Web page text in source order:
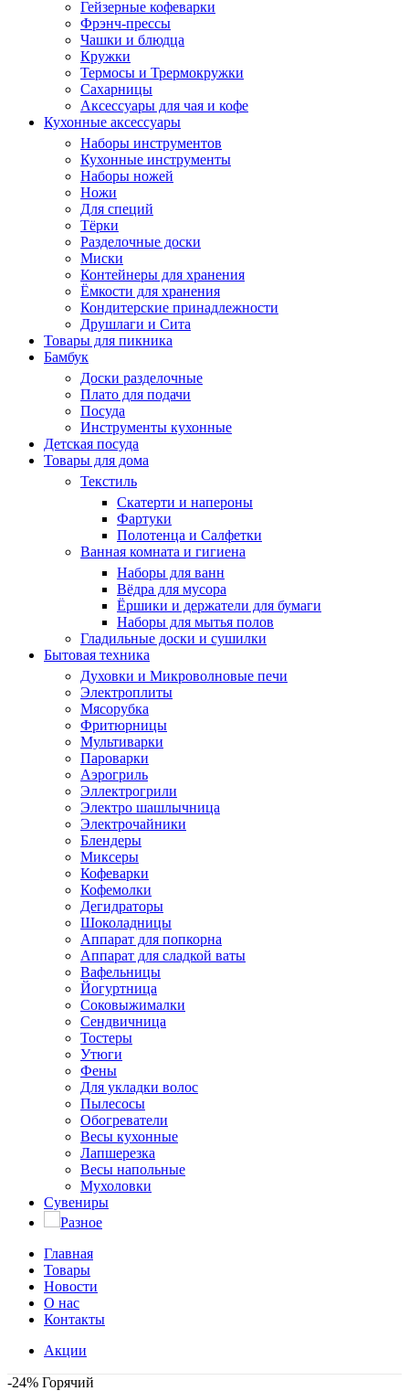
Гейзерные кофеварки
Фрэнч-прессы
Чашки и блюдца
Кружки
Термосы и Трермокружки
Сахарницы
Аксессуары для чая и кофе
Кухонные аксессуары
Наборы инструментов
Кухонные инструменты
Наборы ножей
Ножи
Для специй
Тёрки
Разделочные доски
Миски
Контейнеры для хранения
Ёмкости для хранения
Кондитерские принадлежности
Друшлаги и Сита
Товары для пикника
Бамбук
Доски разделочные
Плато для подачи
Посуда
Инструменты кухонные
Детская посуда
Товары для дома
Текстиль
Скатерти и напероны
Фартуки
Полотенца и Салфетки
Ванная комната и гигиена
Наборы для ванн
Вёдра для мусора
Ёршики и держатели для бумаги
Наборы для мытья полов
Гладильные доски и сушилки
Бытовая техника
Духовки и Микроволновые печи
Электроплиты
Мясорубка
Фритюрницы
Мультиварки
Пароварки
Аэрогриль
Эллектрогрили
Электро шашлычница
Электрочайники
Блендеры
Миксеры
Кофеварки
Кофемолки
Дегидраторы
Шоколадницы
Аппарат для попкорна
Аппарат для сладкой ваты
Вафельницы
Йогуртница
Соковыжималки
Сендвичница
Тостеры
Утюги
Фены
Для укладки волос
Пылесосы
Обогреватели
Весы кухонные
Лапшерезка
Весы напольные
Мухоловки
Сувениры
Разное
Главная
Товары
Новости
О нас
Контакты
Акции
-24% Горячий